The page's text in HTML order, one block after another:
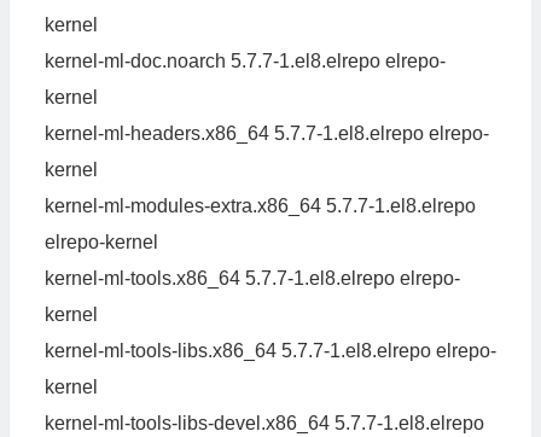
kernel
kernel-ml-doc.noarch 5.7.7-1.el8.elrepoelrepo-
kernel
kernel-ml-headers.x86_64 5.7.7-1.el8.elrepoelrepo-
kernel
kernel-ml-modules-extra.x86_64 5.7.7-1.el8.elrepo
elrepo-kernel
kernel-ml-tools.x86_64 5.7.7-1.el8.elrepoelrepo-
kernel
kernel-ml-tools-libs.x86_64 5.7.7-1.el8.elrepoelrepo-
kernel
kernel-ml-tools-libs-devel.x86_64 5.7.7-1.el8.elrepo